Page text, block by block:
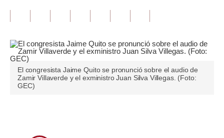
Opinión
Editorial
Tendencias
El congresista Jaime Quito se pronunció sobre el audio de
Zamir Villaverde y el exministro Juan Silva Villegas. (Foto:
GEC)